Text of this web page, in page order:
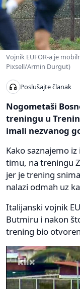
Vojnik EUFOR-a je
Pixsell/Armin Durgut)
Poslušajte članak
Nogometaši
treningu u
imali nezvanog
Kako saznajemo
timu, na treningu
jer je trening
nalazi odmah uz
Italijanski vojnik
Butmiru i nakon
trening bio